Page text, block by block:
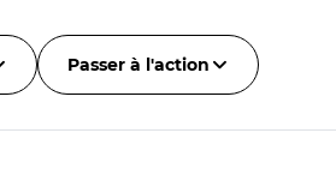
Passer à l'action